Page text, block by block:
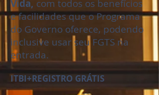
Vida, com todos os benefícios
e facilidades que o Programa
do Governo oferece, podendo
inclusive usar seu FGTS na
entrada.
ITBI+REGISTRO GRÁTIS